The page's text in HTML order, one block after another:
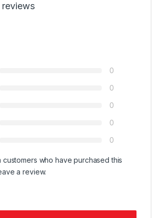
reviews
0
0
0
0
0
who have purchased this
a review.